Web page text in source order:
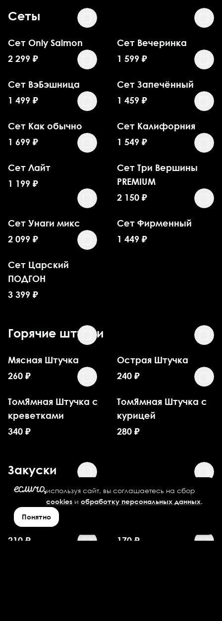
Сеты
Сет Only Salmon
2 299 ₽
Сет Вечеринка
1 599 ₽
Сет ВэБэшница
1 499 ₽
Сет Запечённый
1 459 ₽
Сет Как обычно
1 699 ₽
Сет Калифорния
1 549 ₽
Сет Лайт
1 199 ₽
Сет Три Вершины
PREMIUM
2 150 ₽
Сет Унаги микс
2 099 ₽
Сет Фирменный
1 449 ₽
Сет Царский
ПОДГОН
3 399 ₽
Горячие штучки
Мясная Штучка
260 ₽
Острая Штучка
240 ₽
ТомЯмная Штучка с
креветками
340 ₽
ТомЯмная Штучка с
курицей
280 ₽
Закуски
Картофель по-
деревенски
большой
210 ₽
Картофель по-
170 ₽
используя сайт, вы соглашаетесь на сбор
cookies иобработку персональных данных.
Понятно